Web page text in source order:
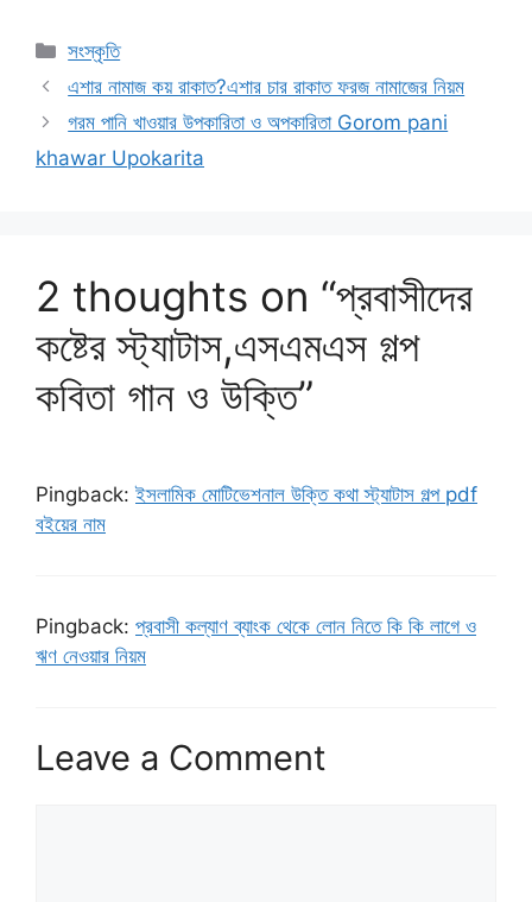
Categories
সংস্কৃতি
এশার নামাজ কয় রাকাত?এশার চার রাকাত ফরজ নামাজের নিয়ম
গরম পানি খাওয়ার উপকারিতা ও অপকারিতা Gorom pani
khawar Upokarita
2 thoughts on “প্রবাসীদের
কষ্টের স্ট্যাটাস,এসএমএস গল্প
কবিতা গান ও উক্তি”
Pingback:ইসলামিক মোটিভেশনাল উক্তি কথা স্ট্যাটাস গল্প pdf
বইয়ের নাম
Pingback: প্রবাসী কল্যাণ ব্যাংক থেকে লোন নিতে কি কি লাগে ও
ঋণ নেওয়ার নিয়ম
Leave a Comment